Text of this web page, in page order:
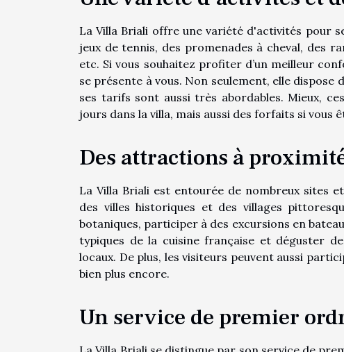
La Villa Briali offre une variété d'activités pour
jeux de tennis, des promenades à cheval, des
etc. Si vous souhaitez profiter d’un meilleur
se présente à vous. Non seulement, elle dispose
ses tarifs sont aussi très abordables. Mieux,
jours dans la villa, mais aussi des forfaits si vous
Des attractions à
La Villa Briali est entourée de nombreux sites
des villes historiques et des villages
botaniques, participer à des excursions en
typiques de la cuisine française et déguster
locaux. De plus, les visiteurs peuvent aussi
bien plus encore.
Un service de premier